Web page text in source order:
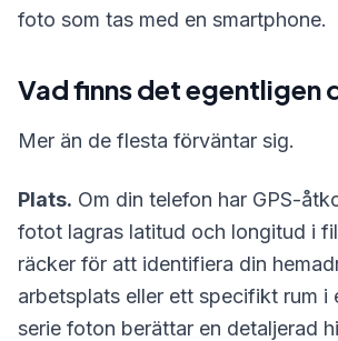
foto som tas med en smartphone.
Vad finns det egentligen
Mer än de flesta förväntar sig.
Plats. Om din telefon har GPS-
fotot lagras latitud och longitud i
räcker för att identifiera din
arbetsplats eller ett specifikt rum i
serie foton berättar en detaljerad